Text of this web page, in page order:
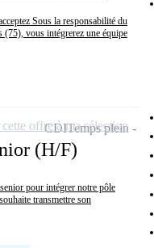
Sous la responsabilité du
(75), vous intégrerez une équipe
(H/F)
pour intégrer notre pôle
transmettre son
CDITemps plein
offre à ma sélection